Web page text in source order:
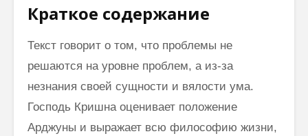
Краткое содержание
Текст говорит о том, что проблемы не
решаются на уровне проблем, а из-за
незнания своей сущности и вялости ума.
Господь Кришна оценивает положение
Арджуны и выражает всю философию жизни,